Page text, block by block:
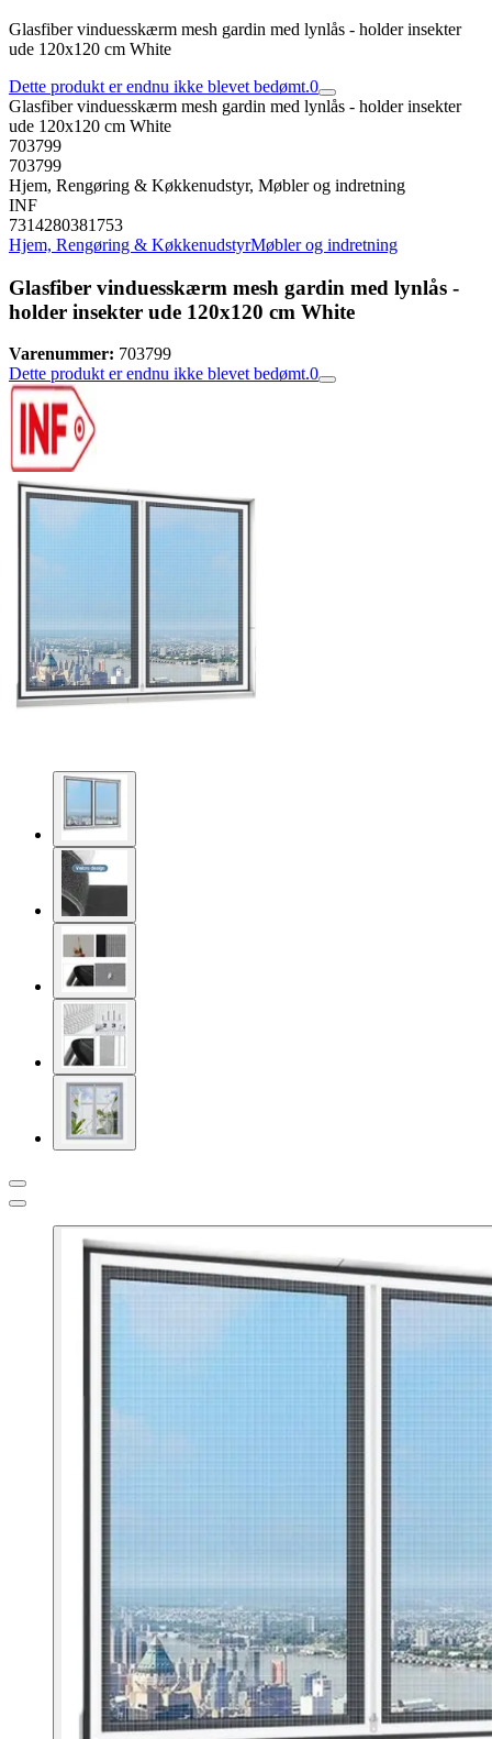
Glasfiber vinduesskærm mesh gardin med lynlås - holder insekter
ude 120x120 cm White
Dette produkt er endnu ikke blevet bedømt.0
Glasfiber vinduesskærm mesh gardin med lynlås - holder insekter
ude 120x120 cm White
703799
703799
Hjem, Rengøring & Køkkenudstyr, Møbler og indretning
INF
7314280381753
Hjem, Rengøring & KøkkenudstyrMøbler og indretning
Glasfiber vinduesskærm mesh gardin med lynlås -
holder insekter ude 120x120 cm White
Varenummer: 703799
Dette produkt er endnu ikke blevet bedømt.0